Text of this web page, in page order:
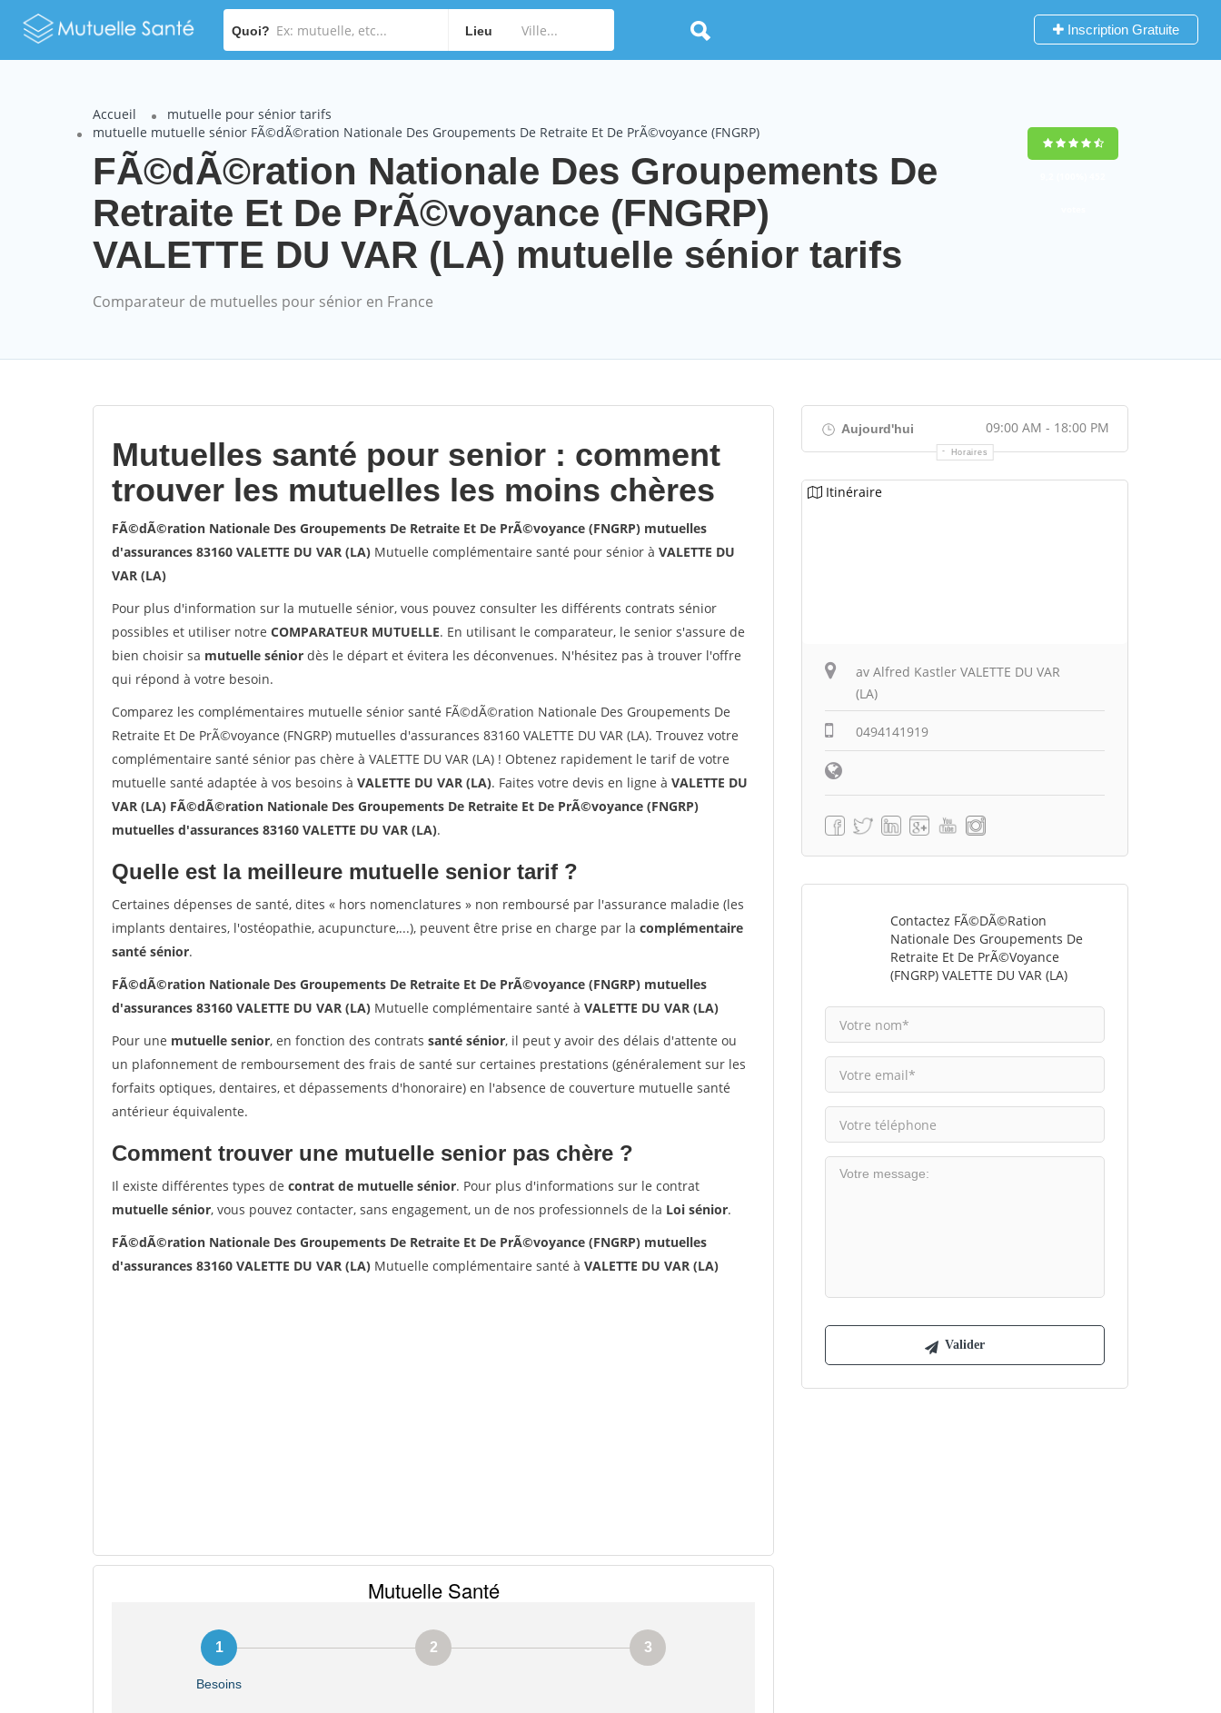
Quoi? Lieu Inscription Gratuite
Accueil
mutuelle pour sénior tarifs
mutuelle mutuelle sénior FÃ©dÃ©ration Nationale Des Groupements De Retraite Et De PrÃ©voyance (FNGRP)
FÃ©dÃ©ration Nationale Des Groupements De
Retraite Et De PrÃ©voyance (FNGRP)
VALETTE DU VAR (LA) mutuelle sénior tarifs
Comparateur de mutuelles pour sénior en France
Mutuelles santé pour senior : comment
trouver les mutuelles les moins chères
FÃ©dÃ©ration Nationale Des Groupements De Retraite Et De PrÃ©voyance (FNGRP) mutuelles
d'assurances 83160 VALETTE DU VAR (LA) Mutuelle complémentaire santé pour sénior à VALETTE DU
VAR (LA)
Pour plus d'information sur la mutuelle sénior, vous pouvez consulter les différents contrats sénior
possibles et utiliser notre COMPARATEUR MUTUELLE. En utilisant le comparateur, le senior s'assure de
bien choisir sa mutuelle sénior dès le départ et évitera les déconvenues. N'hésitez pas à trouver l'offre
qui répond à votre besoin.
Comparez les complémentaires mutuelle sénior santé FÃ©dÃ©ration Nationale Des Groupements De
Retraite Et De PrÃ©voyance (FNGRP) mutuelles d'assurances 83160 VALETTE DU VAR (LA). Trouvez votre
complémentaire santé sénior pas chère à VALETTE DU VAR (LA) ! Obtenez rapidement le tarif de votre
mutuelle santé adaptée à vos besoins à VALETTE DU VAR (LA). Faites votre devis en ligne à VALETTE DU
VAR (LA) FÃ©dÃ©ration Nationale Des Groupements De Retraite Et De PrÃ©voyance (FNGRP)
mutuelles d'assurances 83160 VALETTE DU VAR (LA).
Quelle est la meilleure mutuelle senior tarif ?
Certaines dépenses de santé, dites « hors nomenclatures » non remboursé par l'assurance maladie (les
implants dentaires, l'ostéopathie, acupuncture,...), peuvent être prise en charge par la complémentaire
santé sénior.
FÃ©dÃ©ration Nationale Des Groupements De Retraite Et De PrÃ©voyance (FNGRP) mutuelles
d'assurances 83160 VALETTE DU VAR (LA) Mutuelle complémentaire santé à VALETTE DU VAR (LA)
Pour une mutuelle senior, en fonction des contrats santé sénior, il peut y avoir des délais d'attente ou
un plafonnement de remboursement des frais de santé sur certaines prestations (généralement sur les
forfaits optiques, dentaires, et dépassements d'honoraire) en l'absence de couverture mutuelle santé
antérieur équivalente.
Comment trouver une mutuelle senior pas chère ?
Il existe différentes types de contrat de mutuelle sénior. Pour plus d'informations sur le contrat
mutuelle sénior, vous pouvez contacter, sans engagement, un de nos professionnels de la Loi sénior.
FÃ©dÃ©ration Nationale Des Groupements De Retraite Et De PrÃ©voyance (FNGRP) mutuelles
d'assurances 83160 VALETTE DU VAR (LA) Mutuelle complémentaire santé à VALETTE DU VAR (LA)
Aujourd'hui 09:00 AM - 18:00 PM
Horaires
Itinéraire
av Alfred Kastler VALETTE DU VAR
(LA)
0494141919
Contactez FÃ©dÃ©ration
Nationale Des Groupements De
Retraite Et De PrÃ©voyance
(FNGRP) VALETTE DU VAR (LA)